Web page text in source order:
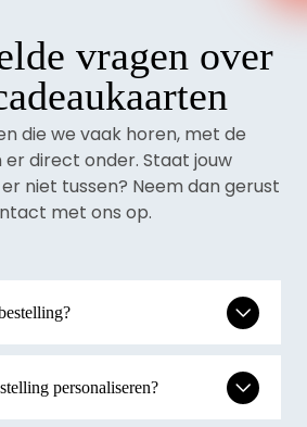
vragen over
die we vaak horen, met de
direct onder. Staat jouw
niet tussen? Neem dan gerust
met ons op.
personaliseren?